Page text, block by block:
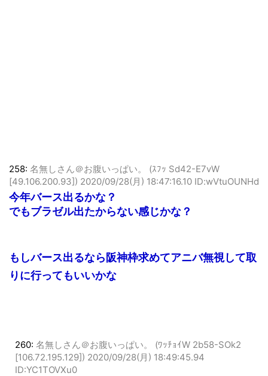
258: 名無しさん＠お腹いっぱい。 (ｽﾌｯ Sd42-E7vW
[49.106.200.93]) 2020/09/28(月) 18:47:16.10 ID:wVtuOUNHd
今年バース出るかな？
でもブラゼル出たからない感じかな？
もしバース出るなら阪神枠求めてアニバ無視して取
りに行ってもいいかな
260: 名無しさん＠お腹いっぱい。 (ﾜｯﾁｮｲW 2b58-SOk2
[106.72.195.129]) 2020/09/28(月) 18:49:45.94
ID:YC1TOVXu0